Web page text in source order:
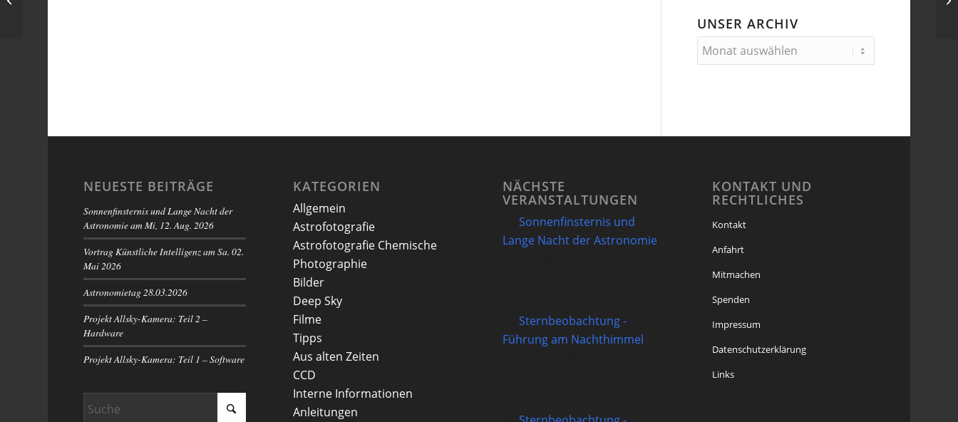
UNSER ARCHIV
NEUESTE BEITRÄGE
Sonnenfinsternis und Lange Nacht der
Astronomie am Mi, 12. Aug. 2026
Vortrag Künstliche Intelligenz am Sa. 02.
Mai 2026
Astronomietag 28.03.2026
Projekt Allsky-Kamera: Teil 2 –
Hardware
Projekt Allsky-Kamera: Teil 1 – Software
KATEGORIEN
Allgemein
Astrofotografie
Astrofotografie Chemische
Photographie
Bilder
Deep Sky
Filme
Tipps
Aus alten Zeiten
CCD
Interne Informationen
Anleitungen
NÄCHSTE
VERANSTALTUNGEN
Sonnenfinsternis und
Lange Nacht der Astronomie
Sternbeobachtung -
Führung am Nachthimmel
KONTAKT UND
RECHTLICHES
Kontakt
Anfahrt
Mitmachen
Spenden
Impressum
Datenschutzerklärung
Links